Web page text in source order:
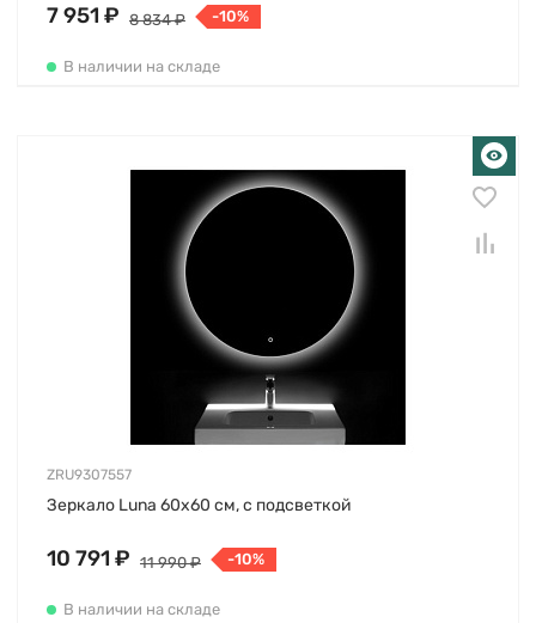
7 951 ₽ 8 834 ₽ -10%
В наличии на складе
ZRU9307557
Зеркало Luna 60х60 см, с подсветкой
10 791 ₽ 11 990 ₽ -10%
В наличии на складе